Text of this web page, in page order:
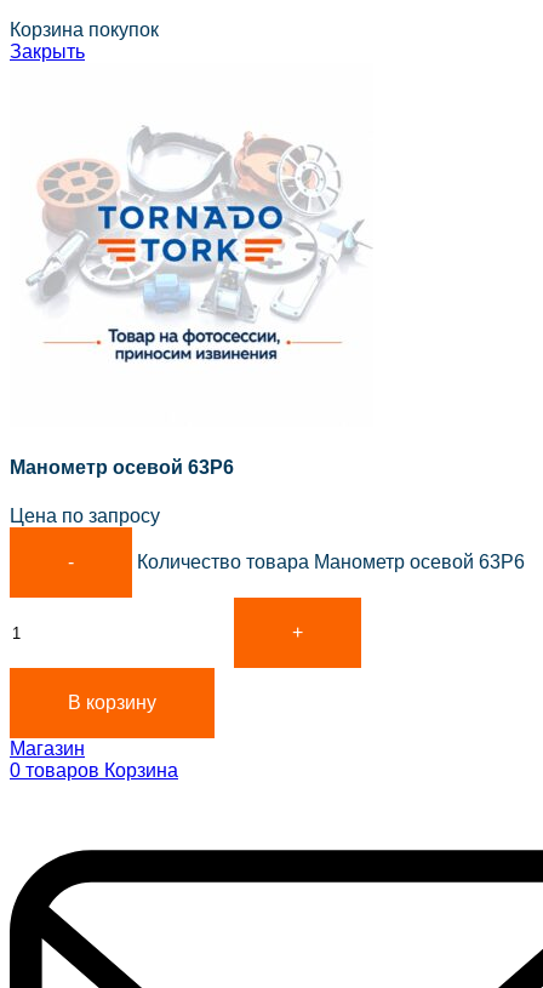
Корзина покупок
Закрыть
Манометр осевой 63Р6
Цена по запросу
Количество товара Манометр осевой 63Р6
В корзину
Магазин
0 товаров Корзина